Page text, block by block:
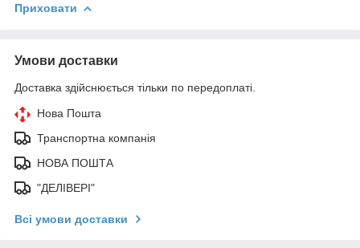
Приховати
Умови доставки
Доставка здійснюється тільки по передоплаті.
Нова Пошта
Транспортна компанія
НОВА ПОШТА
"ДЕЛІВЕРІ"
Всі умови доставки